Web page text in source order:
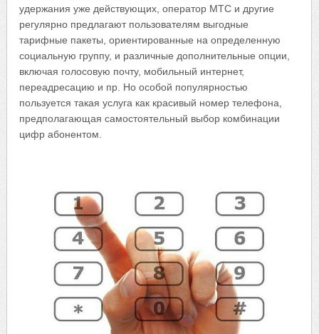
удержания уже действующих, оператор МТС и другие
регулярно предлагают пользователям выгодные
тарифные пакеты, ориентированные на определенную
социальную группу, и различные дополнительные опции,
включая голосовую почту, мобильный интернет,
переадресацию и пр. Но особой популярностью
пользуется такая услуга как красивый номер телефона,
предполагающая самостоятельный выбор комбинации
цифр абонентом.